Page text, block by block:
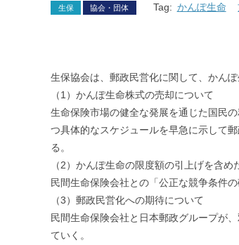
生保 協会・団体 Tag: かんぽ生命
生保協会は、郵政民営化に関して、かん
（1）かんぽ生命株式の売却について
生命保険市場の健全な発展を通じた国民
つ具体的なスケジュールを早急に示して
る。
（2）かんぽ生命の限度額の引上げを含
民間生命保険会社との「公正な競争条件
（3）郵政民営化への期待について
民間生命保険会社と日本郵政グループが
ていく。